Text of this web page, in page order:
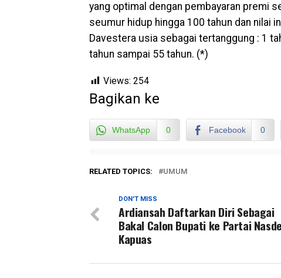
yang optimal dengan pembayaran premi
seumur hidup hingga 100 tahun dan nilai
Davestera usia sebagai tertanggung : 1
tahun sampai 55 tahun. (*)
Views: 254
Bagikan ke
WhatsApp 0 Facebook 0
RELATED TOPICS: UMUM
DON'T MISS
Ardiansah Daftarkan Diri Sebagai
Bakal Calon Bupati ke Partai
Kapuas